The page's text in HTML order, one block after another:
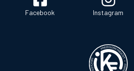
Facebook Instagram